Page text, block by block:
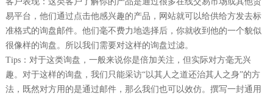
易平台，他们通过点击他感兴趣的产品，网站就可以给供给方发去标
准格式的询盘邮件。他们毫不费力地选择后，你就收到他的一个貌似
很像样的询盘。所以我们需要对这样的询盘过滤。
Tips：对于这类询盘，一般来说你是倍加关注，但实际对方毫无兴
趣。对于这样的询盘，我们只能采访“以其人之道还治其人之身”的方
法，既然对方用的是通过邮件，那么我们也可以效仿。撰写一封通用